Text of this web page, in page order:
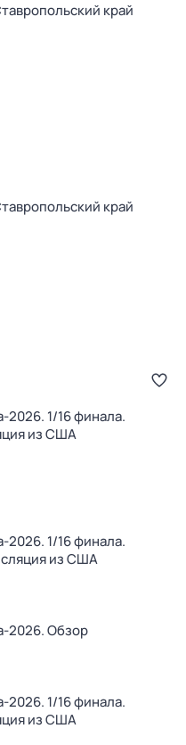
край
край
1/16 финала.
из США
1/16 финала.
из США
2026. Обзор
1/16 финала.
из США